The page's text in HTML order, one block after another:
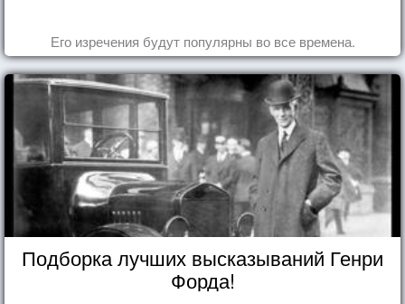
Его изречения будут популярны во все времена.
Подборка лучших высказываний Генри
Форда!